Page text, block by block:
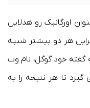
اورگانیک رو هدلاین
هر دو بیشتر شبیه
گفته خود گوگل، نام وب
گیرد تا هر نتیجه را به